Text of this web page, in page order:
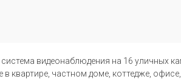
видеонаблюдения на 16 уличных
квартире, частном доме, коттедже, офисе,